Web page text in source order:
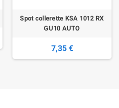
Spot collerette KSA 1012 RX
GU10 AUTO
7,35 €